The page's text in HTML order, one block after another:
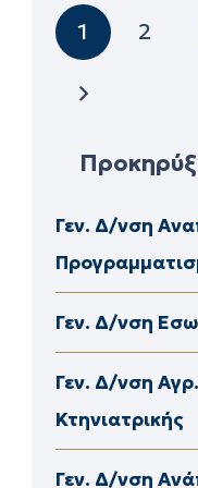
1 2
Γεν. Δ/νση
Γεν. Δ/νση
Γεν. Δ/νση
Κτηνιατρικής
Γεν. Δ/νση